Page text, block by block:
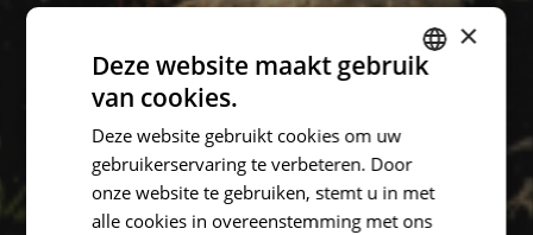
×
Deze website maakt gebruik
van cookies.
Deze website gebruikt cookies om uw
gebruikerservaring te verbeteren. Door
onze website te gebruiken, stemt u in met
alle cookies in overeenstemming met ons